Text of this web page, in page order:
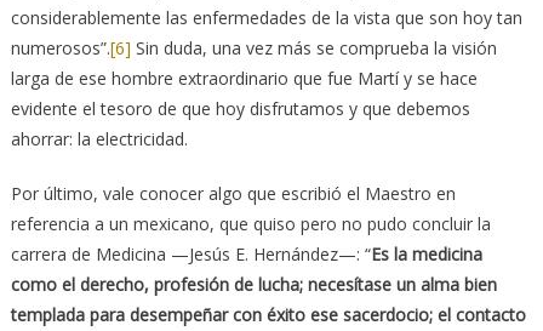
considerablemente las enfermedades de la vista que son hoy tan
numerosos”.[6] Sin duda, una vez más se comprueba la visión
larga de ese hombre extraordinario que fue Martí y se hace
evidente el tesoro de que hoy disfrutamos y que debemos
ahorrar: la electricidad.
Por último, vale conocer algo que escribió el Maestro en
referencia a un mexicano, que quiso pero no pudo concluir la
carrera de Medicina —Jesús E. Hernández—: “Es la medicina
como el derecho, profesión de lucha; necesítase un alma bien
templada para desempeñar con éxito ese sacerdocio; el contacto